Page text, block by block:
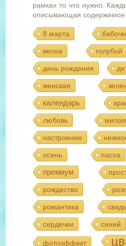
рамках то что нужно.
описывающая содержимое
8 марта
весна голубой
день рождения
женская
календарь
любовь милая
настроение
осень пасха
премиум
рождество
романтика
сердечки синий
фотоэффект